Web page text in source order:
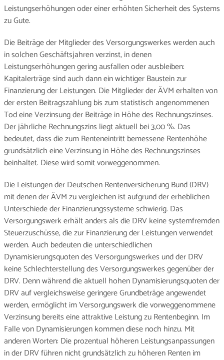
Leistungserhöhungen oder einer erhöhten Sicherheit des Systems
zu Gute.
Die Beiträge der Mitglieder des Versorgungswerkes werden auch
in solchen Geschäftsjahren verzinst, in denen
Leistungserhöhungen gering ausfallen oder ausbleiben:
Kapitalerträge sind auch dann ein wichtiger Baustein zur
Finanzierung der Leistungen. Die Mitglieder der ÄVM erhalten von
der ersten Beitragszahlung bis zum statistisch angenommenen
Tod eine Verzinsung der Beiträge in Höhe des Rechnungszinses.
Der jährliche Rechnungszins liegt aktuell bei 3,00 %. Das
bedeutet, dass die zum Renteneintritt bemessene Rentenhöhe
grundsätzlich eine Verzinsung in Höhe des Rechnungszinses
beinhaltet. Diese wird somit vorweggenommen.
Die Leistungen der Deutschen Rentenversicherung Bund (DRV)
mit denen der ÄVM zu vergleichen ist aufgrund der erheblichen
Unterschiede der Finanzierungssysteme schwierig. Das
Versorgungswerk erhält anders als die DRV keine systemfremden
Steuerzuschüsse, die zur Finanzierung der Leistungen verwendet
werden. Auch bedeuten die unterschiedlichen
Dynamisierungsquoten des Versorgungswerkes und der DRV
keine Schlechterstellung des Versorgungswerkes gegenüber der
DRV. Denn während die aktuell hohen Dynamisierungsquoten der
DRV auf vergleichsweise geringere Grundbeträge angewendet
werden, ermöglicht im Versorgungswerk die vorweggenommene
Verzinsung bereits eine attraktive Leistung zu Rentenbeginn. Im
Falle von Dynamisierungen kommen diese noch hinzu. Mit
anderen Worten: Die prozentual höheren Leistungsanpassungen
in der DRV führen nicht grundsätzlich zu höheren Renten im